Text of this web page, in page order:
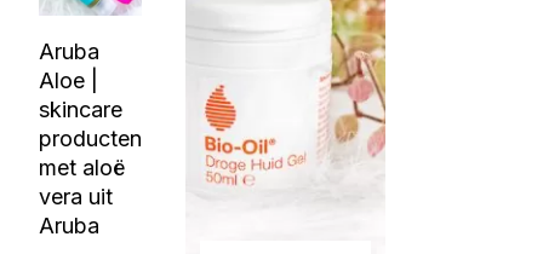
Aruba
Aloe |
skincare
producten
met aloë
vera uit
Aruba